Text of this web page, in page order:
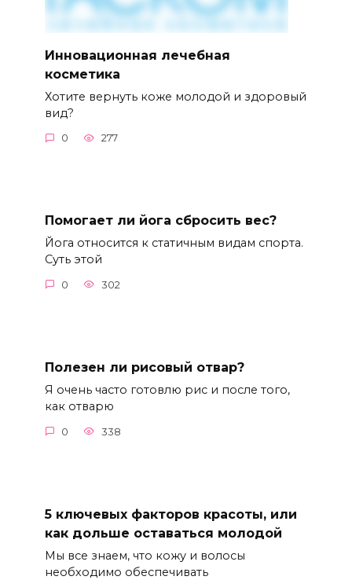
Инновационная лечебная
косметика
Хотите вернуть коже молодой и здоровый
вид?
0 277
Помогает ли йога сбросить вес?
Йога относится к статичным видам спорта.
Суть этой
0 302
Полезен ли рисовый отвар?
Я очень часто готовлю рис и после того,
как отварю
0 338
5 ключевых факторов красоты, или
как дольше оставаться молодой
Мы все знаем, что кожу и волосы
необходимо обеспечивать